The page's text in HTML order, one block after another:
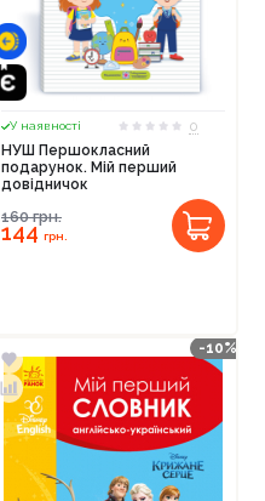
У наявності
0
НУШ Першокласний
подарунок. Мій перший
довідничок
160грн.
144грн.
-10%